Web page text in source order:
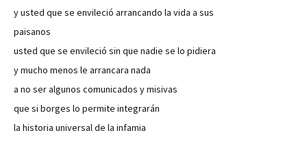
y usted que se envileció arrancando la vida a sus
paisanos
usted que se envileció sin que nadie se lo pidiera
y mucho menos le arrancara nada
a no ser algunos comunicados y misivas
que si borges lo permite integrarán
la historia universal de la infamia